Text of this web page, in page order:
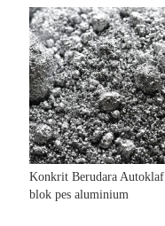
Konkrit Berudara Autoklaf
blok pes aluminium